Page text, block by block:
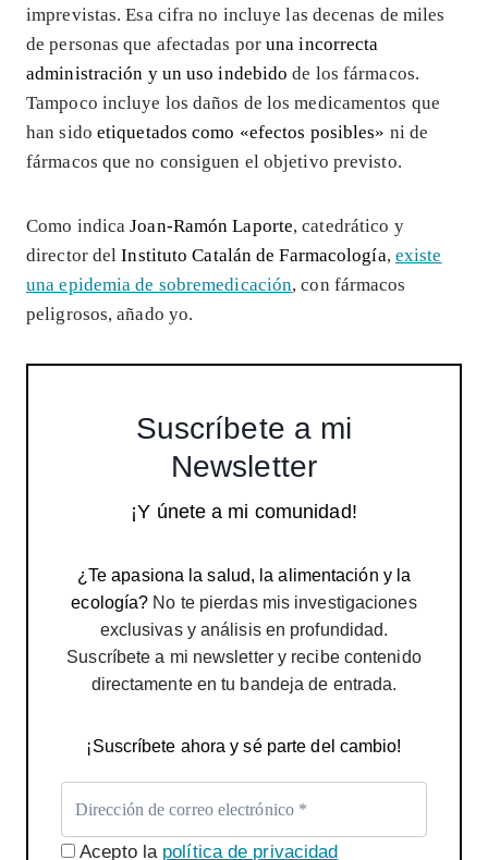
imprevistas. Esa cifra no incluye las decenas de miles
de personas que afectadas poruna incorrecta
administración y un uso indebido de los fármacos.
Tampoco incluye los daños de los medicamentos que
han sido etiquetados como «efectos posibles» ni de
fármacos que no consiguen el objetivo previsto.
Como indicaJoan-Ramón Laporte, catedrático y
director delInstituto Catalán de Farmacología, existe
una epidemia de sobremedicación, con fármacos
peligrosos, añado yo.
Suscríbete a mi
Newsletter
¡Y únete a mi comunidad!
¿Te apasiona la salud, la alimentación y la
ecología? No te pierdas mis investigaciones
exclusivas y análisis en profundidad.
Suscríbete a mi newsletter y recibe contenido
directamente en tu bandeja de entrada.
¡Suscríbete ahora y sé parte del cambio!
Acepto la política de privacidad